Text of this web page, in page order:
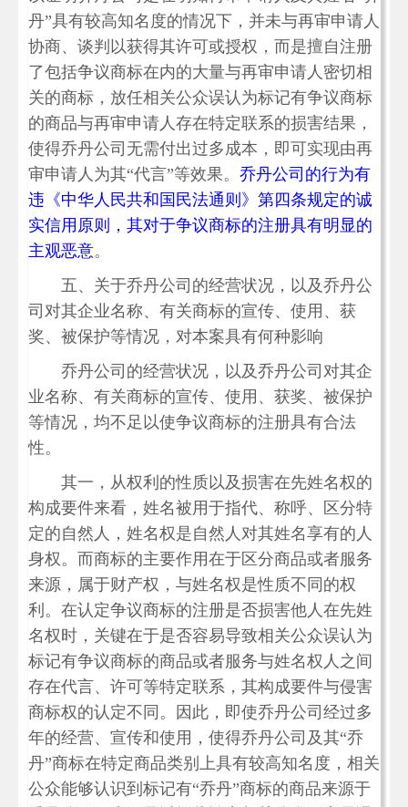
丹”具有较高知名度的情况下，并未与再审申请人
协商、谈判以获得其许可或授权，而是擅自注册
了包括争议商标在内的大量与再审申请人密切相
关的商标，放任相关公众误认为标记有争议商标
的商品与再审申请人存在特定联系的损害结果，
使得乔丹公司无需付出过多成本，即可实现由再
审申请人为其“代言”等效果。 乔丹公司的行为有
违《中华人民共和国民法通则》第四条规定的诚
实信用原则，其对于争议商标的注册具有明显的
主观恶意。
五、关于乔丹公司的经营状况，以及乔丹公
司对其企业名称、有关商标的宣传、使用、获
奖、被保护等情况，对本案具有何种影响
乔丹公司的经营状况，以及乔丹公司对其企
业名称、有关商标的宣传、使用、获奖、被保护
等情况，均不足以使争议商标的注册具有合法
性。
其一，从权利的性质以及损害在先姓名权的
构成要件来看，姓名被用于指代、称呼、区分特
定的自然人，姓名权是自然人对其姓名享有的人
身权。而商标的主要作用在于区分商品或者服务
来源，属于财产权，与姓名权是性质不同的权
利。在认定争议商标的注册是否损害他人在先姓
名权时，关键在于是否容易导致相关公众误认为
标记有争议商标的商品或者服务与姓名权人之间
存在代言、许可等特定联系，其构成要件与侵害
商标权的认定不同。因此，即使乔丹公司经过多
年的经营、宣传和使用，使得乔丹公司及其“乔
丹”商标在特定商品类别上具有较高知名度，相关
公众能够认识到标记有“乔丹”商标的商品来源于